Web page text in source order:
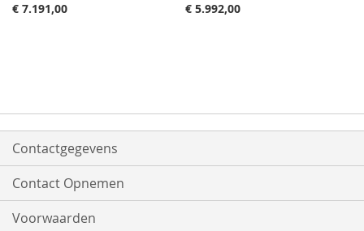
€ 7.191,00
€ 5.992,00
Contactgegevens
Contact Opnemen
Voorwaarden